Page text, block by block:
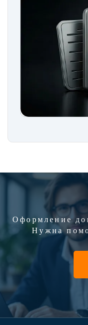
Оформление
Нужна